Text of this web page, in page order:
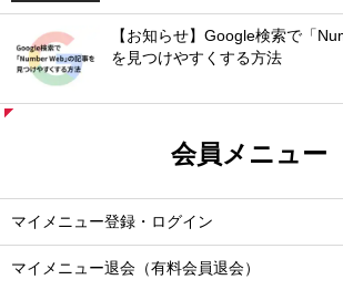
【お知らせ】Google検索で「
を見つけやすくする方法
会員メニュー
マイメニュー登録・ログイン
マイメニュー退会（有料会員退会）